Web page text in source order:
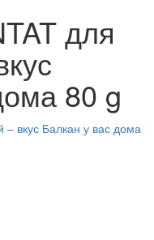
для
80 g